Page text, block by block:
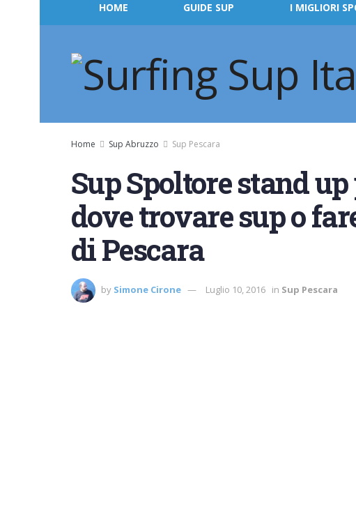
HOME GUIDE SUP I MIGLIORI
Home Sup Abruzzo Sup Pescara
Sup Spoltore stand
dove trovare sup o
di Pescara
by Simone Cirone Luglio 10, 2016 in Sup Pescara